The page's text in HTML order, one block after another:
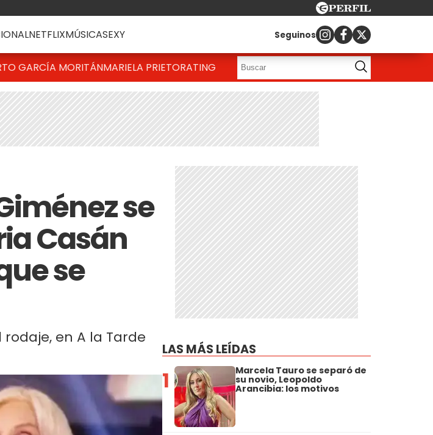
NETFLIXMÚSICASEXY Seguinos
GARCÍA MORITÁNMARIELA PRIETORATING
se
Casán
se
en A la Tarde
LAS MÁS LEÍDAS
1 Marcela Tauro se separó de
su novio, Leopoldo
Arancibia: los motivos